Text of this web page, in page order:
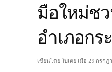
มือใหม่ช
อำเภอก
เขียนโดย ใบเตย เมื่อ 29 กรกฎ